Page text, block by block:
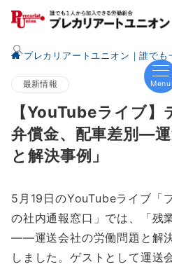
Menu
プレカリアートユニオン｜誰で
最新情報
【YouTubeライブ】
弁償金、配車差別—
と解決事例」
5月19日のYouTubeライブ「
の社内通報窓口」では、「残
——運送会社の労働問題と解
しました。ゲストとして運送